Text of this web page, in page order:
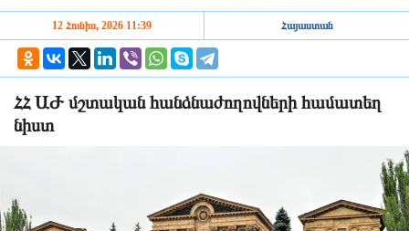
12 Հունիս, 2026 11:39 Հայաստան
ՀՀ ԱԺ մշտական հանձնաժողովների համատեղ
նիստ